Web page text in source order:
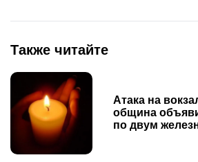
Также читайте
Атака на
община
по двум